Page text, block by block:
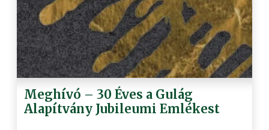
Meghívó – 30 Éves a Gulág
Alapítvány Jubileumi Emlékest